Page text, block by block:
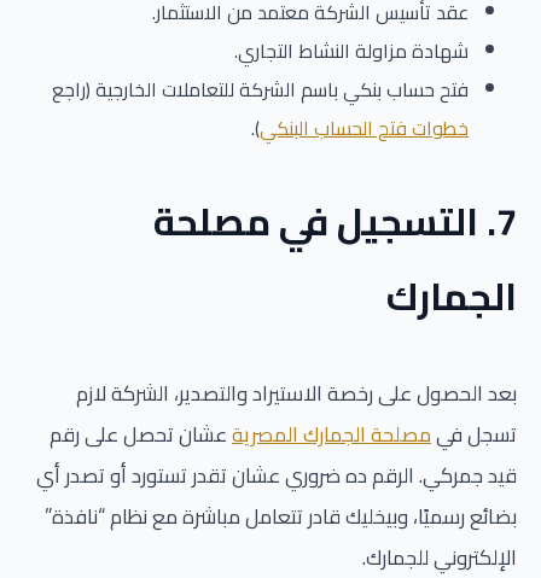
عقد تأسيس الشركة معتمد من الاستثمار.
شهادة مزاولة النشاط التجاري.
فتح حساب بنكي باسم الشركة للتعاملات الخارجية (راجع
خطوات فتح الحساب البنكي).
7. التسجيل في مصلحة
الجمارك
بعد الحصول على رخصة الاستيراد والتصدير، الشركة لازم
تسجل فيمصلحة الجمارك المصريةعشان تحصل على رقم
قيد جمركي. الرقم ده ضروري عشان تقدر تستورد أو تصدر أي
بضائع رسميًا، وبيخليك قادر تتعامل مباشرة مع نظام “نافذة”
الإلكتروني للجمارك.